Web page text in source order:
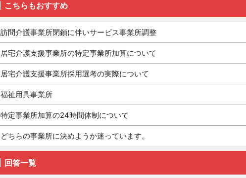
こちらもおすすめ
訪問介護事業所閉鎖に伴いサービス事業所調整
居宅介護支援事業所の特定事業所加算について
居宅介護支援事業所採用選考の実際について
福祉用具事業所
特定事業所加算の24時間体制について
どちらの事業所に決めようか迷っています。
回答一覧